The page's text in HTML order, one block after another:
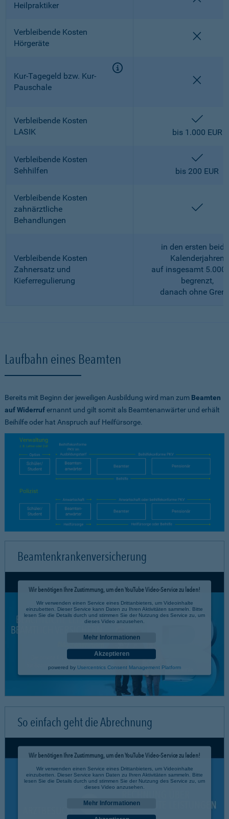
Heilpraktiker
Verbleibende Kosten
Hörgeräte
Kur-Tagegeld bzw. Kur-
Pauschale
Verbleibende Kosten
LASIK
bis 1.000 EUR
Verbleibende Kosten
Sehhilfen
bis 200 EUR
Verbleibende Kosten
zahnärztliche
Behandlungen
Verbleibende Kosten
Zahnersatz und
Kieferregulierung
in den ersten
Kalenderjahren
auf insgesamt 5.000
begrenzt,
danach ohne
Laufbahn eines Beamten
Bereits mit Beginn der jeweiligen Ausbildung wird man zum Beamten
auf Widerrufernannt und gilt somit als Beamtenanwärter und erhält
Beihilfe oder hat Anspruch auf Heilfürsorge.
Beamtenkrankenversicherung
Wir benötigen Ihre Zustimmung, um den YouTube Video-Service zu laden!
Wir verwenden einen Service eines Drittanbieters, um Videoinhalte
einzubetten. Dieser Service kann Daten zu Ihren Aktivitäten sammeln. Bitte
lesen Sie die Details durch und stimmen Sie der Nutzung des Service zu, um
dieses Video anzusehen.
Mehr Informationen
Akzeptieren
powered by Usercentrics Consent Management Platform
So einfach geht die Abrechnung
Wir benötigen Ihre Zustimmung, um den YouTube Video-Service zu laden!
Wir verwenden einen Service eines Drittanbieters, um Videoinhalte
einzubetten. Dieser Service kann Daten zu Ihren Aktivitäten sammeln. Bitte
lesen Sie die Details durch und stimmen Sie der Nutzung des Service zu, um
dieses Video anzusehen.
Mehr Informationen